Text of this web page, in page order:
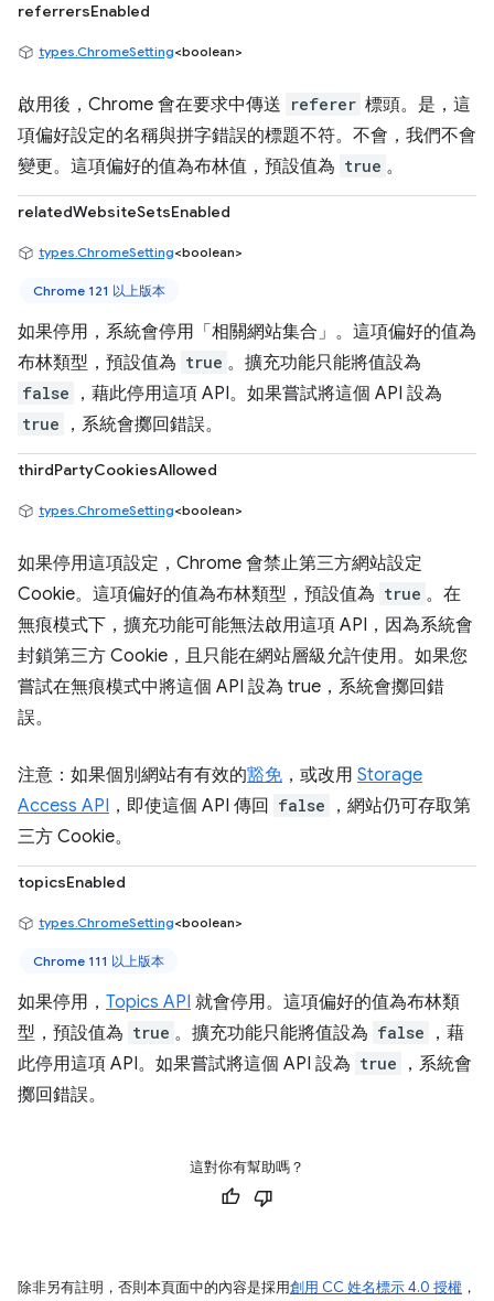
referrersEnabled
types.ChromeSetting<boolean>
啟用後，Chrome 會在要求中傳送 referer 標頭。是，這
項偏好設定的名稱與拼字錯誤的標題不符。不會，我們不會
變更。這項偏好的值為布林值，預設值為 true 。
relatedWebsiteSetsEnabled
types.ChromeSetting<boolean>
Chrome 121 以上版本
如果停用，系統會停用「相關網站集合」 。這項偏好的值為
布林類型，預設值為 true 。擴充功能只能將值設為
false ，藉此停用這項 API。如果嘗試將這個 API 設為
true ，系統會擲回錯誤。
thirdPartyCookiesAllowed
types.ChromeSetting<boolean>
如果停用這項設定，Chrome 會禁止第三方網站設定
Cookie。這項偏好的值為布林類型，預設值為 true 。在
無痕模式下，擴充功能可能無法啟用這項 API，因為系統會
封鎖第三方 Cookie，且只能在網站層級允許使用。如果您
嘗試在無痕模式中將這個 API 設為 true，系統會擲回錯
誤。
注意：如果個別網站有有效的豁免 ，或改用 Storage
Access API ，即使這個 API 傳回 false
，網站仍可存取第
三方 Cookie。
topicsEnabled
types.ChromeSetting<boolean>
Chrome 111 以上版本
如果停用， Topics API 就會停用。這項偏好的值為布林類
型，預設值為 true 。擴充功能只能將值設為 false
，藉
此停用這項 API。如果嘗試將這個 API 設為 true
，系統會
擲回錯誤。
這對你有幫助嗎？
除非另有註明，否則本頁面中的內容是採用創用 CC 姓名標示 4.0 授權 ，